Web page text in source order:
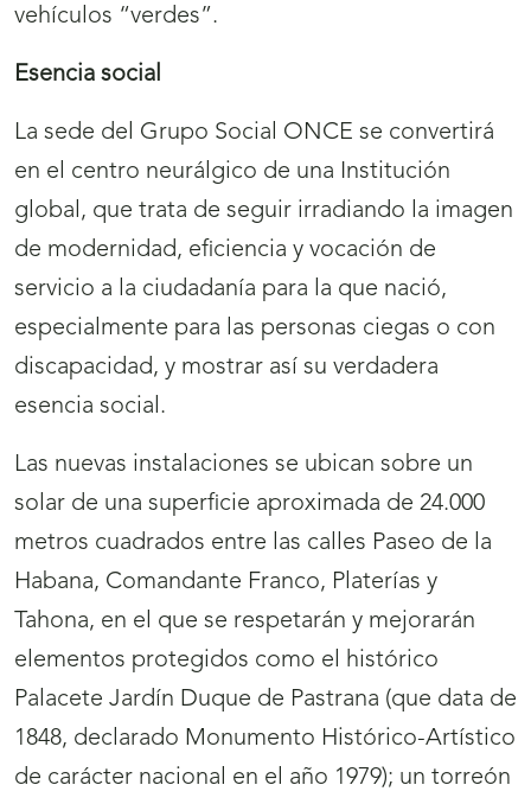
vehículos “verdes”.
Esencia social
La sede del Grupo Social ONCE se convertirá
en el centro neurálgico de una Institución
global, que trata de seguir irradiando la imagen
de modernidad, eficiencia y vocación de
servicio a la ciudadanía para la que nació,
especialmente para las personas ciegas o con
discapacidad, y mostrar así su verdadera
esencia social.
Las nuevas instalaciones se ubican sobre un
solar de una superficie aproximada de 24.000
metros cuadrados entre las calles Paseo de la
Habana, Comandante Franco, Platerías y
Tahona, en el que se respetarán y mejorarán
elementos protegidos como el histórico
Palacete Jardín Duque de Pastrana (que data de
1848, declarado Monumento Histórico-Artístico
de carácter nacional en el año 1979); un torreón